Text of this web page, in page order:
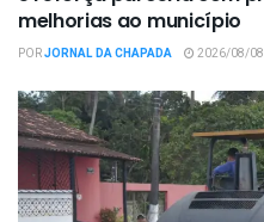
melhorias ao município
PORJORNAL DA CHAPADA 2026/08/08